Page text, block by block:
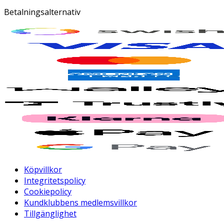
Betalningsalternativ
Köpvillkor
Integritetspolicy
Cookiepolicy
Kundklubbens medlemsvillkor
Tillgänglighet